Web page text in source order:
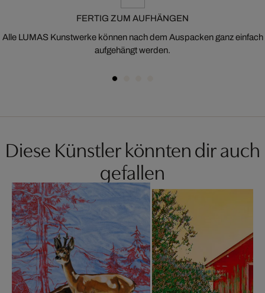
FERTIG ZUM AUFHÄNGEN
Alle LUMAS Kunstwerke können nach dem Auspacken ganz einfach
aufgehängt werden.
Diese Künstler könnten dir auch
gefallen